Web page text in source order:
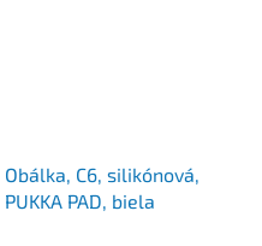
Obálka, C6, silikónová,
PUKKA PAD, biela